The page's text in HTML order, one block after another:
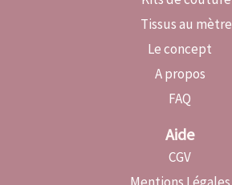
Tissus au mètre
Le concept
A propos
FAQ
Aide
CGV